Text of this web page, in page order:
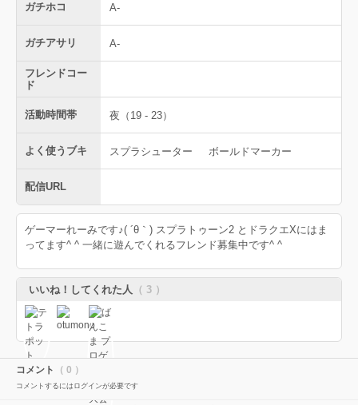
ガチホコ A-
ガチアサリ A-
フレンドコー
ド
活動時間帯 夜（19 - 23）
よく使うブキ スプラシューター ボールドマーカー
配信URL
ゲーマーれーみです♪( ´θ｀) スプラトゥーン2 とドラクエXにはま
ってます^ ^ 一緒に遊んでくれるフレンド募集中です^ ^
いいね！してくれた人 （ 3 ）
コメント （ 0 ）
コメントするにはログインが必要です